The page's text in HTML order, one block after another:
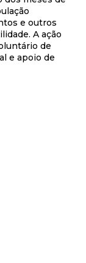
e outros
A ação
de
e apoio de